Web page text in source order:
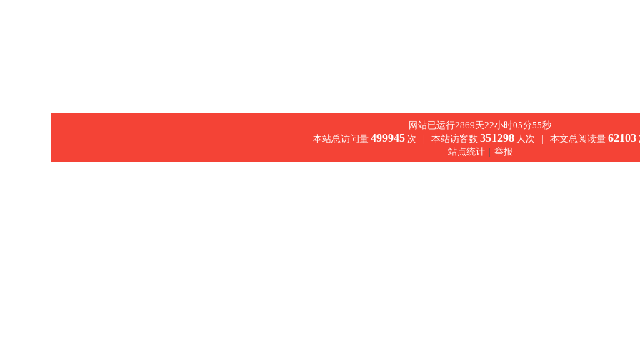
网站已运行2869天22小时05分55秒
本站总访问量 499945次 | 本站访客数 351298人次 | 本文总阅读量 62103
站点统计 | 举报